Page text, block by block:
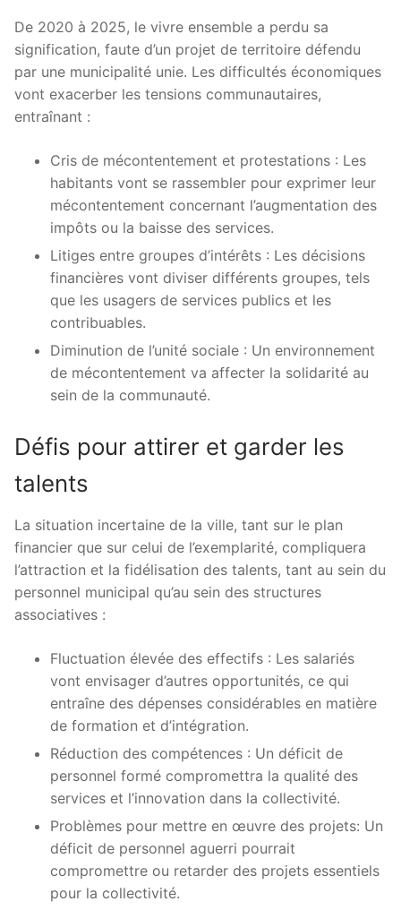
De 2020 à 2025, le vivre ensemble a perdu sa
signification, faute d’un projet de territoire défendu
par une municipalité unie. Les difficultés économiques
vont exacerber les tensions communautaires,
entraînant :
Cris de mécontentement et protestations : Les
habitants vont se rassembler pour exprimer leur
mécontentement concernant l’augmentation des
impôts ou la baisse des services.
Litiges entre groupes d’intérêts : Les décisions
financières vont diviser différents groupes, tels
que les usagers de services publics et les
contribuables.
Diminution de l’unité sociale : Un environnement
de mécontentement va affecter la solidarité au
sein de la communauté.
Défis pour attirer et garder les
talents
La situation incertaine de la ville, tant sur le plan
financier que sur celui de l’exemplarité, compliquera
l’attraction et la fidélisation des talents, tant au sein du
personnel municipal qu’au sein des structures
associatives :
Fluctuation élevée des effectifs : Les salariés
vont envisager d’autres opportunités, ce qui
entraîne des dépenses considérables en matière
de formation et d’intégration.
Réduction des compétences : Un déficit de
personnel formé compromettra la qualité des
services et l’innovation dans la collectivité.
Problèmes pour mettre en œuvre des projets: Un
déficit de personnel aguerri pourrait
compromettre ou retarder des projets essentiels
pour la collectivité.